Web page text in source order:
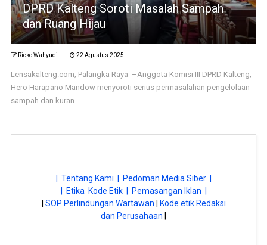
DPRD Kalteng Soroti Masalah Sampah
dan Ruang Hijau
Ricko Wahyudi 22 Agustus 2025
Lensakalteng.com, Palangka Raya –Anggota Komisi III DPRD Kalteng,
Hero Harapano Mandow menyoroti serius permasalahan pengelolaan
sampah dan kuran ...
| Tentang Kami |
Pedoman Media Siber |
| Etika Kode Etik |
Pemasangan Iklan |
SOP Perlindungan Wartawan
Kode etik Redaksi
dan Perusahaan